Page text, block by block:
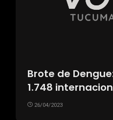
Brote de
1.748
26/04/2023